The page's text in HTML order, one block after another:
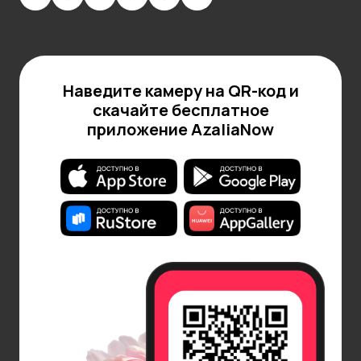
Также в Таганском районе проживал известный
музыкальные сочинения, пронизанные глубиной и
чувственностью, вывели его в число самых
значительных композиторов двадцатого века.
Рахманинов оставил свой след в культурной
жизни района, вдохновляя будущие поколения
В XX веке Таганский район продолжал привлекать
знаменитостей. Здесь жил выдающийся актер и
режиссер Всеволод Meyerhold, который внес
значительный вклад в эволюцию театрального
театру и сценографии изменили представление о
театральном искусстве и вдохновили многих
Современный Таганский район также не лишен
Наведите камеру на QR-код и
скачайте бесплатное
приложение AzaliaNow